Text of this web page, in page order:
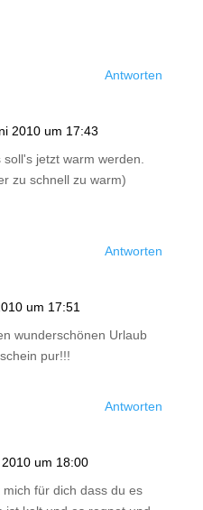
Antworten
2010 um 17:43
jetzt warm werden.
zu schnell zu warm)
Antworten
um 17:51
wunderschönen Urlaub
pur!!!
Antworten
um 18:00
für dich dass du es